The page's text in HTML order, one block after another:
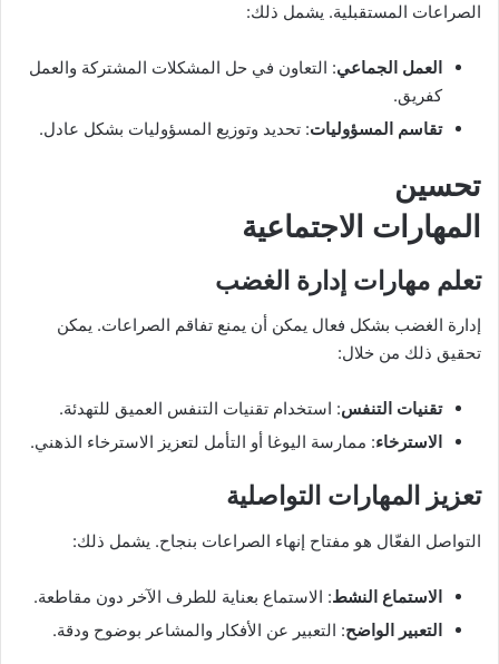
الصراعات المستقبلية. يشمل ذلك:
العمل الجماعي: التعاون في حل المشكلات المشتركة والعمل
كفريق.
تقاسم المسؤوليات: تحديد وتوزيع المسؤوليات بشكل عادل.
تحسين
المهارات الاجتماعية
تعلم مهارات إدارة الغضب
إدارة الغضب بشكل فعال يمكن أن يمنع تفاقم الصراعات. يمكن
تحقيق ذلك من خلال:
تقنيات التنفس: استخدام تقنيات التنفس العميق للتهدئة.
الاسترخاء: ممارسة اليوغا أو التأمل لتعزيز الاسترخاء الذهني.
تعزيز المهارات التواصلية
التواصل الفعّال هو مفتاح إنهاء الصراعات بنجاح. يشمل ذلك:
الاستماع النشط: الاستماع بعناية للطرف الآخر دون مقاطعة.
التعبير الواضح: التعبير عن الأفكار والمشاعر بوضوح ودقة.